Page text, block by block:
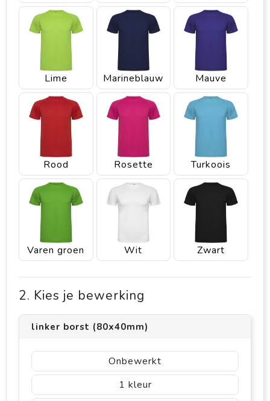
Lime Marineblauw Mauve
Rood Rosette Turkoois
Varen groen Wit Zwart
2. Kies je bewerking
linker borst (80x40mm)
Onbewerkt
1